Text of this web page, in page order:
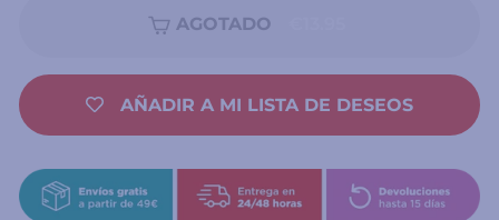
AGOTADO
AÑADIR A MI LISTA DE DESEOS